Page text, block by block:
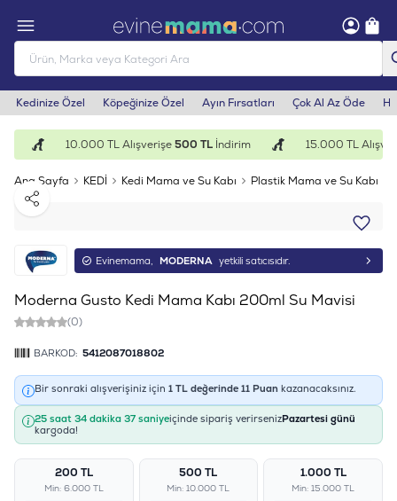
Kedinize Özel Köpeğinize Özel Ayın Fırsatları Çok Al Az Öde
10.000 TL Alışverişe500 TLİndirim 15.000 TL
Ana Sayfa KEDİ Kedi Mama ve Su Kabı Plastik Mama ve Su Kabı
Paylaş
Evinemama, MODERNA yetkili satıcısıdır.
Moderna Gusto Kedi Mama Kabı 200ml Su Mavisi
(0)
BARKOD: 5412087018802
Bir sonraki alışverişiniz için 1 TL değerinde 11 Puan kazanacaksınız.
25 saat 34 dakika 37 saniyeiçinde sipariş verirsenizPazartesi günü
kargoda!
200 TL
Min: 6.000 TL
500 TL
Min: 10.000 TL
1.000 TL
Min: 15.000 TL